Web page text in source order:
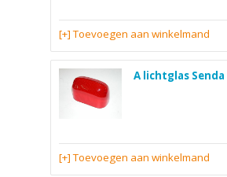
[+] Toevoegen aan winkelmand
A lichtglas Senda
[+] Toevoegen aan winkelmand